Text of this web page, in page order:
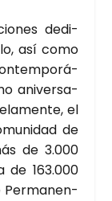
dedi­
así como
ani­ver­sa­
el
de
de 3.000
163.000
Per­ma­nen­